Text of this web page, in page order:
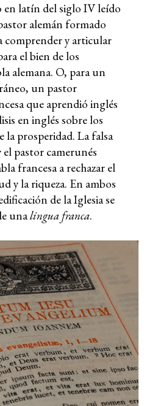
latín del siglo IV leído
alemán formado
comprender y articular
el bien de los
alemana. O, para un
un pastor
que aprendió inglés
en inglés sobre los
la prosperidad. La falsa
el pastor camerunés
francesa a rechazar el
y la riqueza. En ambos
de la Iglesia se
unalingua franca.